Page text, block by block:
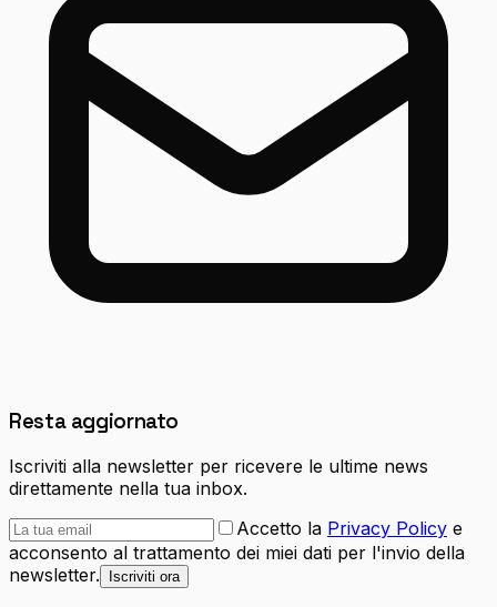
Resta aggiornato
Iscriviti alla newsletter per ricevere le ultime news
direttamente nella tua inbox.
Accetto la Privacy Policy e
acconsento al trattamento dei miei dati per l'invio della
newsletter.
Iscriviti ora